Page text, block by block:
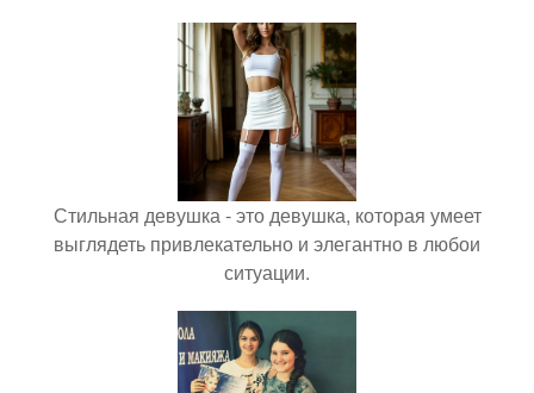
Стильная девушка - это девушка, которая умеет
выглядеть привлекательно и элегантно в любои
ситуации.